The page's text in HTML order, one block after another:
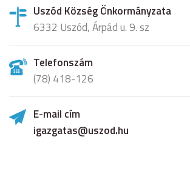
Uszód Község Önkormányzata
6332 Uszód, Árpád u. 9. sz
Telefonszám
(78) 418-126
E-mail cím
igazgatas@uszod.hu